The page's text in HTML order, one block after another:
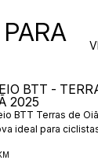
BTT -
2025
BTT Terras de
ideal para
mas com algum